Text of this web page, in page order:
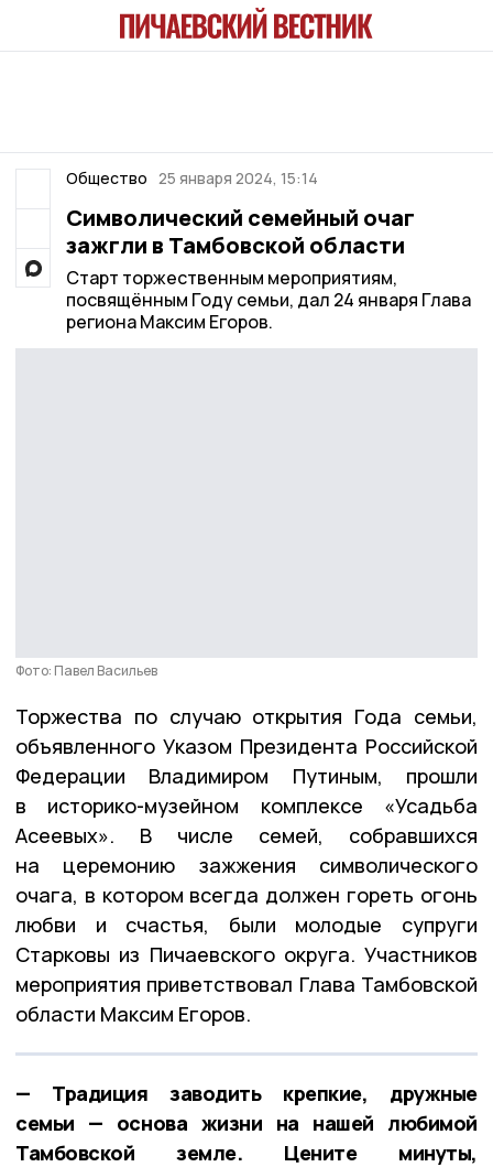
Общество 25 января 2024, 15:14
Символический семейный очаг
зажгли в Тамбовской области
Старт торжественным мероприятиям,
посвящённым Году семьи, дал 24 января Глава
региона Максим Егоров.
Фото: Павел Васильев
Торжества по случаю открытия Года семьи,
объявленного Указом Президента Российской
Федерации Владимиром Путиным, прошли
в историко-музейном комплексе «Усадьба
Асеевых». В числе семей, собравшихся
на церемонию зажжения символического
очага, в котором всегда должен гореть огонь
любви и счастья, были молодые супруги
Старковы из Пичаевского округа. Участников
мероприятия приветствовал Глава Тамбовской
области Максим Егоров.
— Традиция заводить крепкие, дружные
семьи — основа жизни на нашей любимой
Тамбовской земле. Цените минуты,